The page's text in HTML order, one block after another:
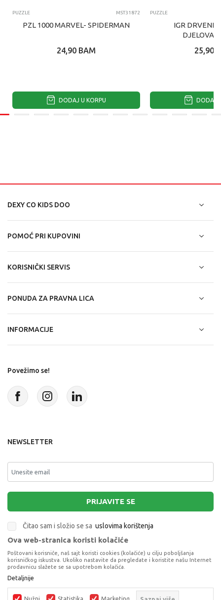
PUZZLE MST31872
PZL 1000 MARVEL- SPIDERMAN
24,90 BAM
DODAJ U KORPU
PUZZLE
IGR DRVENE
DJELOVA -
25,90
DODAJ
DEXY CO KIDS DOO
POMOĆ PRI KUPOVINI
KORISNIČKI SERVIS
PONUDA ZA PRAVNA LICA
INFORMACIJE
Povežimo se!
NEWSLETTER
PRIJAVITE SE
Čitao sam i složio se sa uslovima korištenja
Terms of Service
apply.
Ova web-stranica koristi kolačiće
Poštovani korisniče, naš sajt koristi cookies (kolačiće) u cilju poboljšanja
korisničkog iskustva. Ukoliko nastavite da pregledate i koristite našu Internet
prodavnicu slažete se sa upotrebom kolačića.
Detaljnije